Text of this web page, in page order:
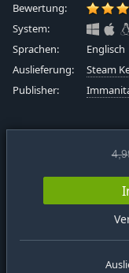
Bewertung:
System:
Sprachen:
Englisch
Auslieferung:
Steam
Publisher: